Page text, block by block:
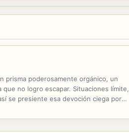
prisma poderosamente orgánico, un
no logro escapar. Situaciones límite,
se presiente esa devoción ciega por